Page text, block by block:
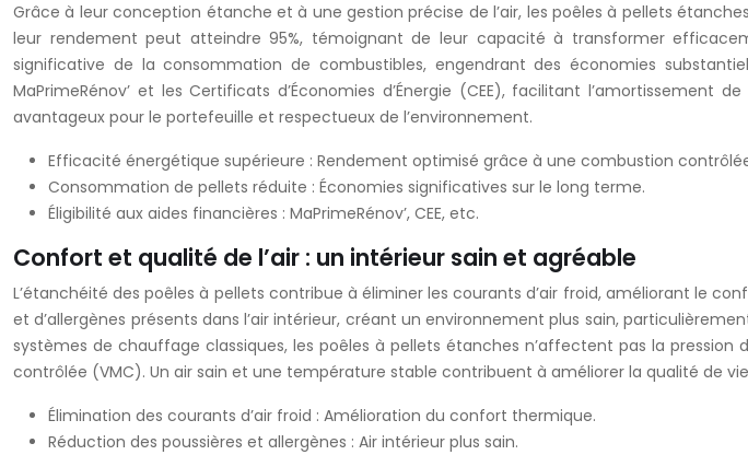
Grâce à leur conception étanche et à une gestion précise de l’air, les poêles à pellets
leur rendement peut atteindre 95%, témoignant de leur capacité à transformer
significative de la consommation de combustibles, engendrant des économies
MaPrimeRénov’ et les Certificats d’Économies d’Énergie (CEE), facilitant
avantageux pour le portefeuille et respectueux de l’environnement.
Efficacité énergétique supérieure : Rendement optimisé grâce à une combustion
Consommation de pellets réduite : Économies significatives sur le long terme.
Éligibilité aux aides financières : MaPrimeRénov’, CEE, etc.
Confort et qualité de l’air : un intérieur sain et agréable
L’étanchéité des poêles à pellets contribue à éliminer les courants d’air froid, améliorant le
et d’allergènes présents dans l’air intérieur, créant un environnement plus sain,
systèmes de chauffage classiques, les poêles à pellets étanches n’affectent pas la
contrôlée (VMC). Un air sain et une température stable contribuent à améliorer la qualité de
Élimination des courants d’air froid : Amélioration du confort thermique.
Réduction des poussières et allergènes : Air intérieur plus sain.